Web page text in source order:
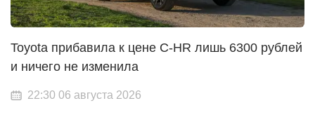
Toyota прибавила к цене C-HR лишь 6300 рублей
и ничего не изменила
22:30 06 августа 2026